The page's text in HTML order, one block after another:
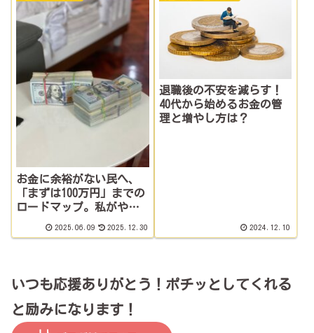
お金に余裕がない民へ、
「まずは100万円」までの
ロードマップ。私がやっ
ん？←いや聞けー！
2025.06.09 2025.12.30
退職後の不安を減らす！
40代から始めるお金の管
理と増やし方は？
2024.12.10
いつも応援ありがとう！ポチッとしてくれる
と励みになります！